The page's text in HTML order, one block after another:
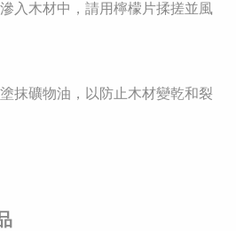
入木材中，請用檸檬片揉搓並風
抹礦物油，以防止木材變乾和裂